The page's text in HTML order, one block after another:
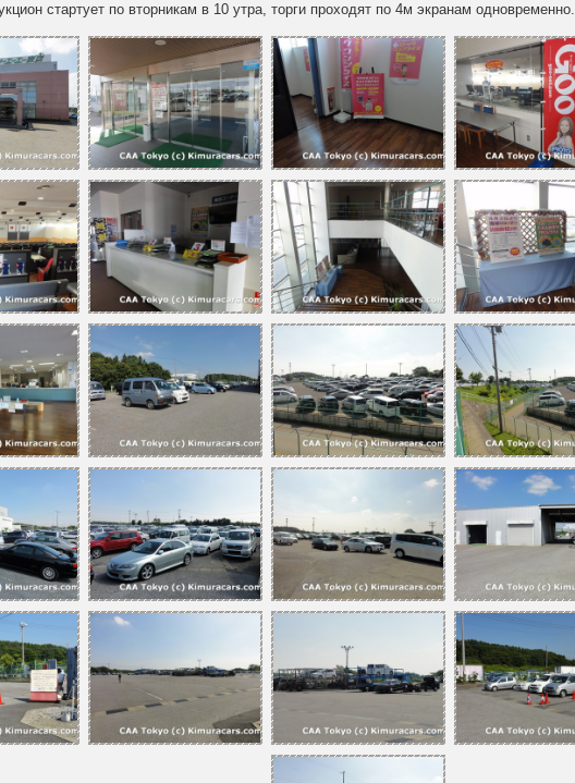
стартует по вторникам в 10 утра, торги проходят по 4м экранам одновременно.